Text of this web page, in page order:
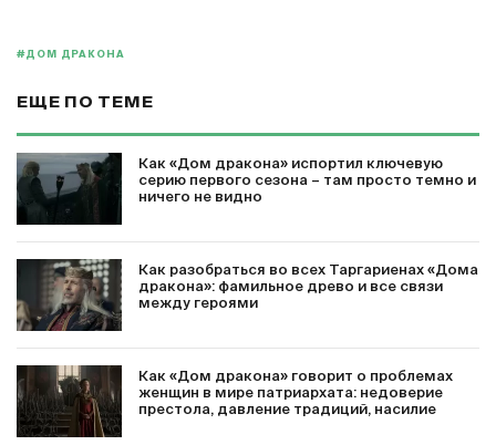
#ДОМ ДРАКОНА
ЕЩЕ ПО ТЕМЕ
Как «Дом дракона» испортил ключевую
серию первого сезона – там просто темно и
ничего не видно
Как разобраться во всех Таргариенах «Дома
дракона»: фамильное древо и все связи
между героями
Как «Дом дракона» говорит о проблемах
женщин в мире патриархата: недоверие
престола, давление традиций, насилие